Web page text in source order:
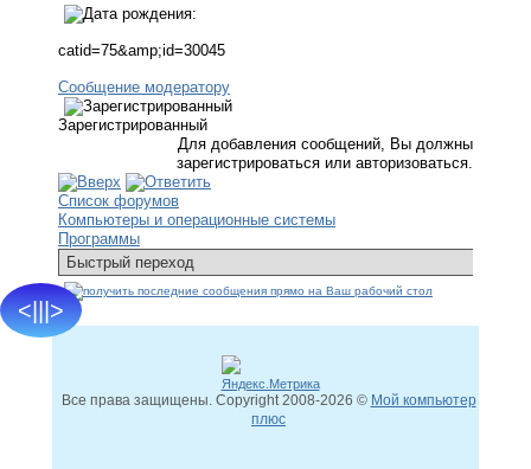
<|||>
catid=75&amp;id=30045
Сообщение модератору
Зарегистрированный
Для добавления сообщений, Вы должны
зарегистрироваться или авторизоваться.
Список форумов
Компьютеры и операционные системы
Программы
Все права защищены. Copyright2008-2026 © Мой компьютер
плюс